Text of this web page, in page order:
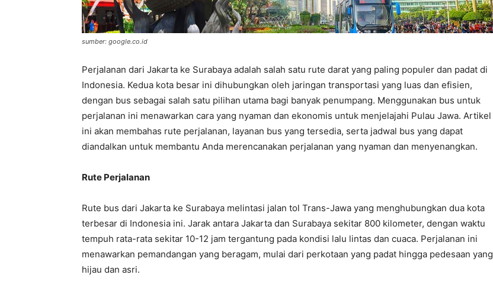
sumber: google.co.id
Perjalanan dari Jakarta ke Surabaya adalah salah satu rute darat yang paling populer dan padat di
Indonesia. Kedua kota besar ini dihubungkan oleh jaringan transportasi yang luas dan efisien,
dengan bus sebagai salah satu pilihan utama bagi banyak penumpang. Menggunakan bus untuk
perjalanan ini menawarkan cara yang nyaman dan ekonomis untuk menjelajahi Pulau Jawa. Artikel
ini akan membahas rute perjalanan, layanan bus yang tersedia, serta jadwal bus yang dapat
diandalkan untuk membantu Anda merencanakan perjalanan yang nyaman dan menyenangkan.
Rute Perjalanan
Rute bus dari Jakarta ke Surabaya melintasi jalan tol Trans-Jawa yang menghubungkan dua kota
terbesar di Indonesia ini. Jarak antara Jakarta dan Surabaya sekitar 800 kilometer, dengan waktu
tempuh rata-rata sekitar 10-12 jam tergantung pada kondisi lalu lintas dan cuaca. Perjalanan ini
menawarkan pemandangan yang beragam, mulai dari perkotaan yang padat hingga pedesaan yang
hijau dan asri.